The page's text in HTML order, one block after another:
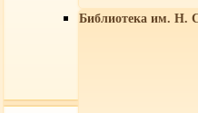
Библиотека им. Н.